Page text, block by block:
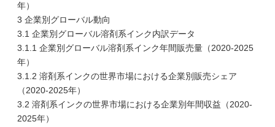
年）
3 企業別グローバル動向
3.1 企業別グローバル溶剤系インク内訳データ
3.1.1 企業別グローバル溶剤系インク年間販売量（2020-2025
年）
3.1.2 溶剤系インクの世界市場における企業別販売シェア
（2020-2025年）
3.2 溶剤系インクの世界市場における企業別年間収益（2020-
2025年）